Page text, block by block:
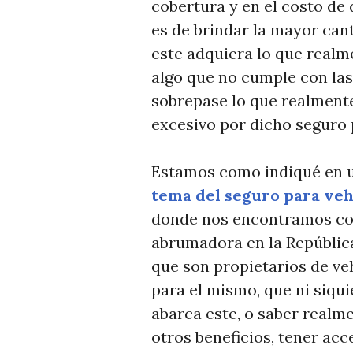
cobertura y en el costo de
es de brindar la mayor
este adquiera lo que
algo que no cumple con
sobrepase lo que
excesivo por dicho
Estamos como indiqué
tema del seguro para
donde nos encontramos
abrumadora en la
que son propietarios de
para el mismo, que ni
abarca este, o saber
otros beneficios, tener